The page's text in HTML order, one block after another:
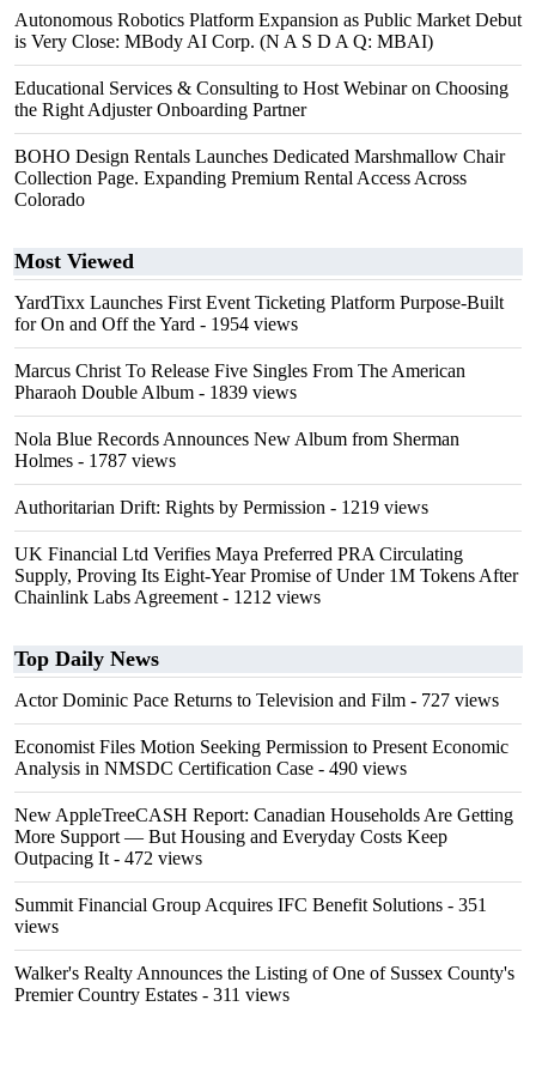
Autonomous Robotics Platform Expansion as Public Market Debut
is Very Close: MBody AI Corp. (N A S D A Q: MBAI)
Educational Services & Consulting to Host Webinar on Choosing
the Right Adjuster Onboarding Partner
BOHO Design Rentals Launches Dedicated Marshmallow Chair
Collection Page. Expanding Premium Rental Access Across
Colorado
Most Viewed
YardTixx Launches First Event Ticketing Platform Purpose-Built
for On and Off the Yard - 1954 views
Marcus Christ To Release Five Singles From The American
Pharaoh Double Album - 1839 views
Nola Blue Records Announces New Album from Sherman
Holmes - 1787 views
Authoritarian Drift: Rights by Permission - 1219 views
UK Financial Ltd Verifies Maya Preferred PRA Circulating
Supply, Proving Its Eight-Year Promise of Under 1M Tokens After
Chainlink Labs Agreement - 1212 views
Top Daily News
Actor Dominic Pace Returns to Television and Film - 727 views
Economist Files Motion Seeking Permission to Present Economic
Analysis in NMSDC Certification Case - 490 views
New AppleTreeCASH Report: Canadian Households Are Getting
More Support — But Housing and Everyday Costs Keep
Outpacing It - 472 views
Summit Financial Group Acquires IFC Benefit Solutions - 351
views
Walker's Realty Announces the Listing of One of Sussex County's
Premier Country Estates - 311 views